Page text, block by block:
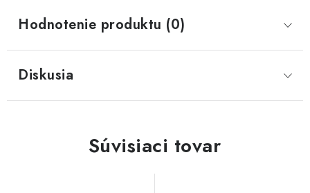
Hodnotenie produktu (0)
Diskusia
Súvisiaci tovar